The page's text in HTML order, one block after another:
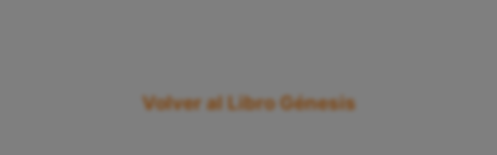
Volver al Libro Génesis